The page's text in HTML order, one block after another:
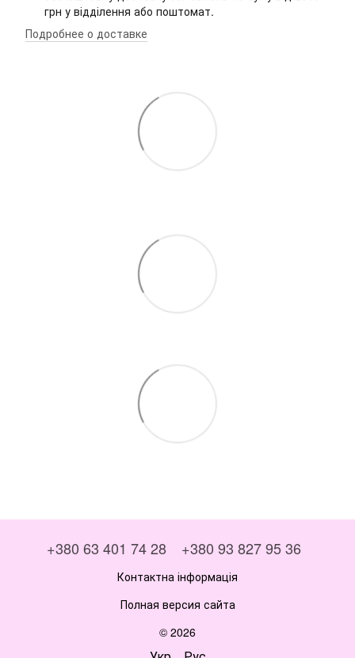
грн у відділення або поштомат.
Подробнее о доставке
+380 63 401 74 28 +380 93 827 95 36
Контактна інформація
Полная версия сайта
© 2026